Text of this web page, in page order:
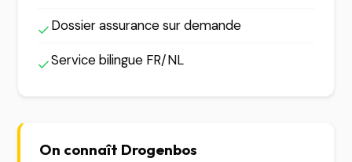
Dossier assurance sur demande
Service bilingue FR/NL
On connaît Drogenbos